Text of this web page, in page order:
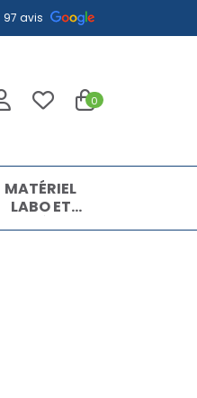
97 avis
0
MATÉRIEL
LABO ET
MATIÈRES